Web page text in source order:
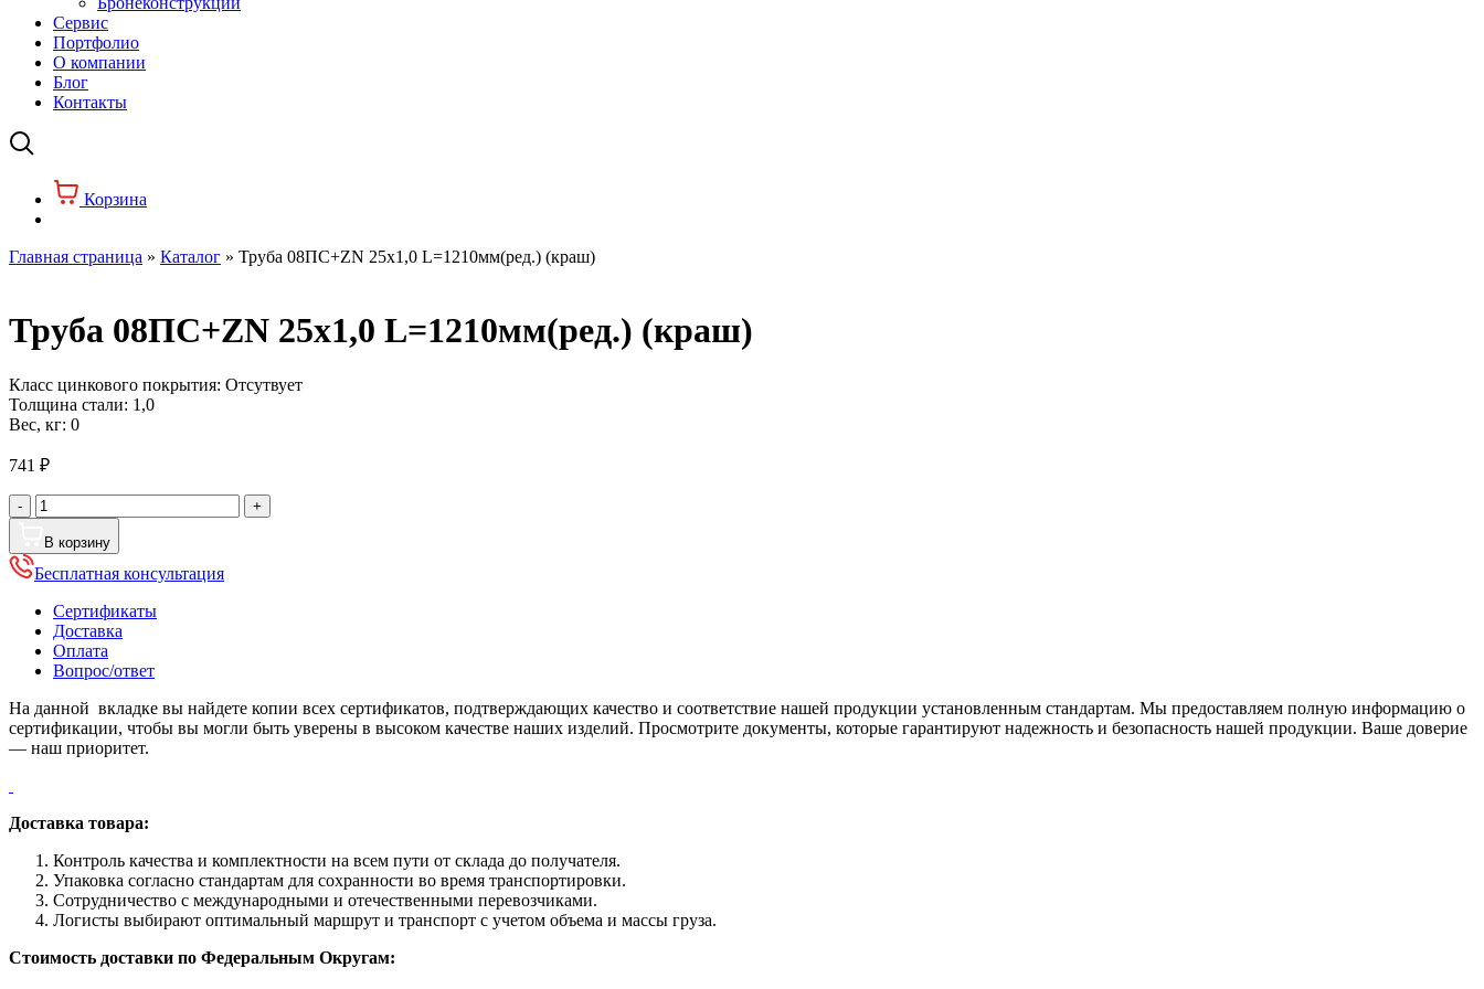
Сервис
Портфолио
О компании
Блог
Контакты
Корзина
Главная страница » Каталог » Труба 08ПС+ZN 25х1,0 L=1210мм(ред.) (краш)
Труба 08ПС+ZN 25х1,0 L=1210мм(ред.) (краш)
Класс цинкового покрытия: Отсутвует
Толщина стали: 1,0
Вес, кг: 0
741 ₽
-
Количество
товара
Труба
25х1,0
L=1210мм(ред.)
(краш)
+
В корзину
Бесплатная консультация
Сертификаты
Доставка
Оплата
Вопрос/ответ
На данной вкладке вы найдете копии всех сертификатов, подтверждающих качество и соответствие нашей продукции установленным стандартам. Мы предоставляем полную информацию о
сертификации, чтобы вы могли быть уверены в высоком качестве наших изделий. Просмотрите документы, которые гарантируют надежность и безопасность нашей продукции. Ваше доверие
— наш приоритет.
Доставка товара:
Контроль качества и комплектности на всем пути от склада до получателя.
Упаковка согласно стандартам для сохранности во время транспортировки.
Сотрудничество с международными и отечественными перевозчиками.
Логисты выбирают оптимальный маршрут и транспорт с учетом объема и массы груза.
Стоимость доставки по Федеральным Округам: